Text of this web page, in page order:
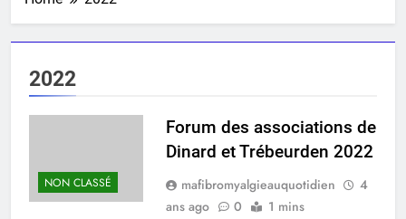
2022
NON CLASSÉ
Forum des associations de
Dinard et Trébeurden 2022
mafibromyalgieauquotidien
4
ans ago
0
1 mins